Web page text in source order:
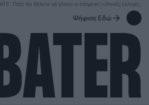
Πότε θα θέλατε να γίνουν οι επόμενες εθνικές εκλογές;
Ψήφισε Εδώ